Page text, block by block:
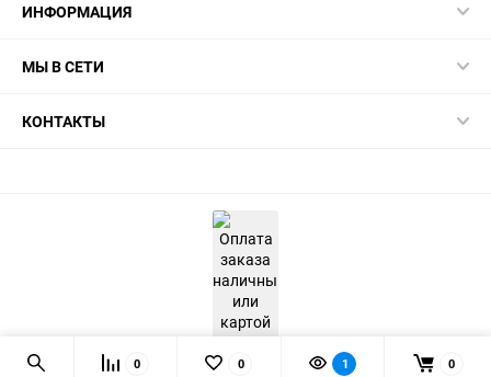
ИНФОРМАЦИЯ
МЫ В СЕТИ
КОНТАКТЫ
0 0 1 0